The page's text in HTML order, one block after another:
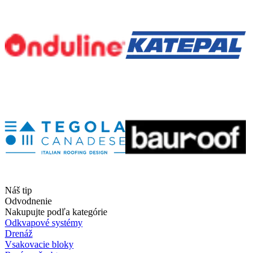
Náš tip
Odvodnenie
Nakupujte podľa kategórie
Odkvapové systémy
Drenáž
Vsakovacie bloky